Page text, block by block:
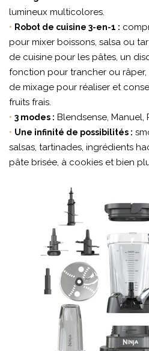
lumineux multicolores.
• Robot de cuisine 3-en-1 :
pour mixer boissons, salsa ou
de cuisine pour les pâtes, un
fonction pour trancher ou râper,
de mixage pour réaliser et
fruits frais.
• 3 modes : Blendsense, Manuel,
• Une infinité de possibilités :
salsas, tartinades, ingrédients
pâte brisée, à cookies et bien